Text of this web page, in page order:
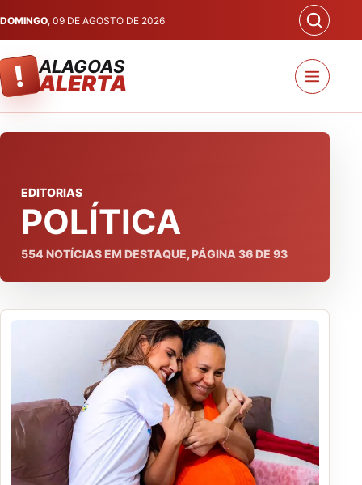
DOMINGO, 09 DE AGOSTO DE 2026
! ALAGOAS
ALERTA
EDITORIAS
POLÍTICA
554 NOTÍCIAS EM DESTAQUE, PÁGINA 36DE 93